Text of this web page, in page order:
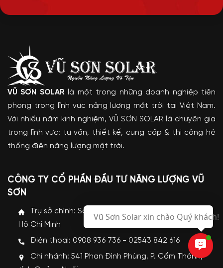
VŨ SƠN SOLAR là một trong những doanh nghiệp tiên
phong trong lĩnh vực năng lượng mặt trời tại Việt Nam.
Với nhiều năm kinh nghiệm, VŨ SƠN SOLAR là chuyên gia
trong lĩnh vực: tư vấn, thiết kế, cung cấp & thi công hệ
thống điện năng lượng mặt trời.
CÔNG TY CỔ PHẦN ĐẦU TƯ NĂNG LƯỢNG VŨ
SƠN
Trụ sở chính: Số 101, Tỉnh lộ 44A, xã Long Điền, Tp.
Hồ Chí Minh
Điện thoại: 0908 936 736 - 02543 842 616
Chi nhánh: 541 Phan Đình Phùng, P. Cẩm Thành,
Vũ Sơn Solar xin chào Quý khách!